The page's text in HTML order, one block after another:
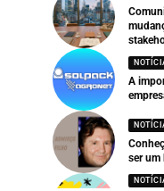
A
ser um